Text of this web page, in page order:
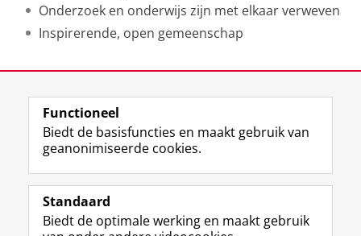
Onderzoek en onderwijs zijn met elkaar verweven
Inspirerende, open gemeenschap
View this page in:English
Volg de RUG
F
a
e
L
i
k
R
S
-
I
n
t
Y
o
T
Studiekiezers
Functioneel
Biedt de basisfuncties en maakt gebruik van
geanonimiseerde cookies.
Standaard
Biedt de optimale werking en maakt gebruik